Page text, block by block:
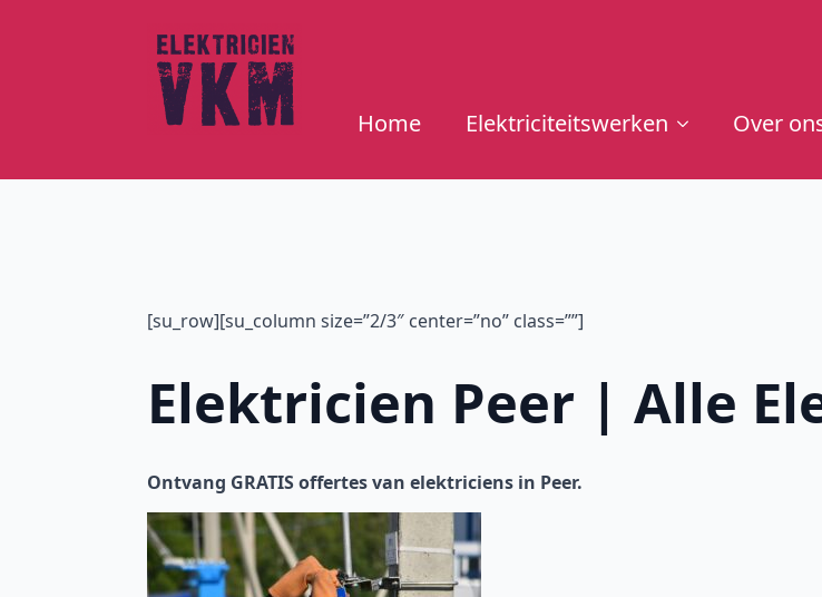
Home Elektriciteitswerken Over
[su_row][su_column size=”2/3″ center=”no” class=””]
Elektricien Peer | Alle
Ontvang GRATIS offertes van elektriciens in Peer.